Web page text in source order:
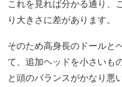
これを見れば分かる通り、
り大きさに差があります。
そのため高身長のドールと
て、追加ヘッドを小さいも
と頭のバランスがかなり悪